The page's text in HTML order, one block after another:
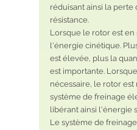
réduisant ainsi la
résistance.
Lorsque le rotor est
l'énergie cinétique.
est élevée, plus la
est importante.
nécessaire, le rotor
système de freinage
libérant ainsi l'énergie
Le système de